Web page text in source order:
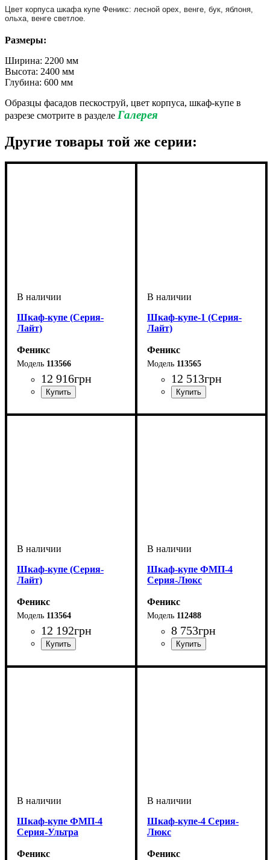
Цвет корпуса шкафа купе Феникс: лесной орех, венге, бук, яблоня,
ольха, венге светлое.
Размеры:
Ширина: 2200 мм
Высота: 2400 мм
Глубина: 600 мм
Образцы фасадов пескоструй, цвет корпуса, шкаф-купе в
разрезе смотрите в разделе Галерея
Другие товары той же серии:
Шкаф-купе (Серия-
Лайт)
Феникс
113566
12 916грн
Шкаф-купе-1 (Серия-
Лайт)
Феникс
113565
12 513грн
Шкаф-купе (Серия-
Лайт)
Феникс
113564
12 192грн
Шкаф-купе ФМП-4
Серия-Люкс
Феникс
112488
8 753грн
Шкаф-купе ФМП-4
Серия-Ультра
Феникс
Шкаф-купе-4 Cерия-
Люкс
Феникс